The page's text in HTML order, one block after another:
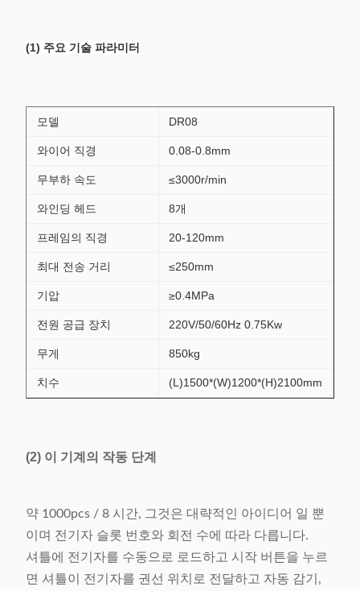
(1) 주요 기술 파라미터
모델 DR08
와이어 직경 0.08-0.8mm
무부하 속도 ≤3000r/min
와인딩 헤드 8개
프레임의 직경 20-120mm
최대 전송 거리 ≤250mm
기압 ≥0.4MPa
전원 공급 장치 220V/50/60Hz 0.75Kw
무게 850kg
치수 (L)1500*(W)1200*(H)2100mm
(2) 이 기계의 작동 단계
약 1000pcs / 8 시간, 그것은 대략적인 아이디어 일 뿐
이며 전기자 슬롯 번호와 회전 수에 따라 다릅니다.
셔틀에 전기자를 수동으로 로드하고 시작 버튼을 누르
면 셔틀이 전기자를 권선 위치로 전달하고 자동 감기,